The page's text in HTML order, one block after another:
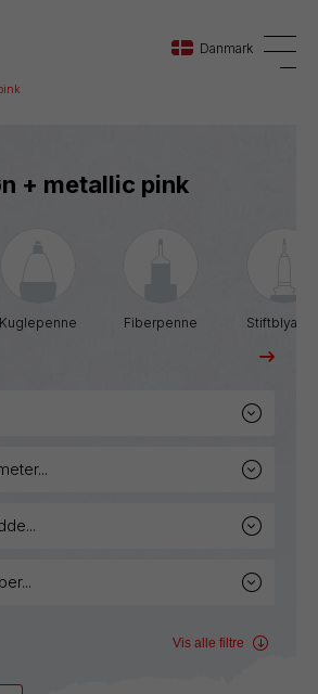
Danmark
+ metallic pink
Kuglepenne Fiberpenne
Vis alle filtre